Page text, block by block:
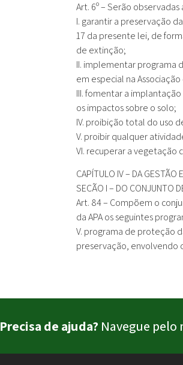
Art. 6º – Serão
I. garantir a preservação
17 da presente lei, de
de extinção;
II. implementar programa
em especial na
III. fomentar a
os impactos sobre o solo;
IV. proibição total do uso
V. proibir qualquer
VI. recuperar a vegetação
CAPÍTULO IV – DA GESTÃO
SEÇÃO I – DO CONJUNTO
Art. 84 – Compõem o
da APA os seguintes
V. programa de proteção
preservação, envolvendo
Precisa de ajuda? Navegue pelo